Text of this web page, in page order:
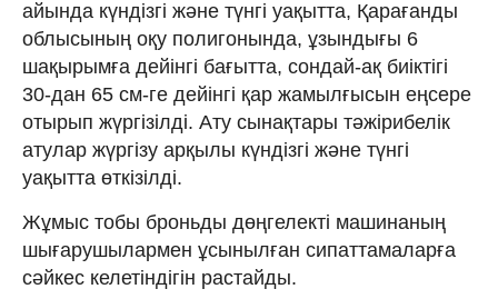
айында күндізгі және түнгі уақытта, Қарағанды
облысының оқу полигонында, ұзындығы 6
шақырымға дейінгі бағытта, сондай-ақ биіктігі
30-дан 65 см-ге дейінгі қар жамылғысын еңсере
отырып жүргізілді. Ату сынақтары тәжірибелік
атулар жүргізу арқылы күндізгі және түнгі
уақытта өткізілді.
Жұмыс тобы броньды дөңгелекті машинаның
шығарушылармен ұсынылған сипаттамаларға
сәйкес келетіндігін растайды.